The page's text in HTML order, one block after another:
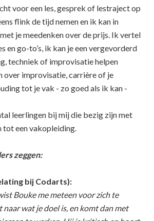
voor een les, gesprek of lestraject op
flink de tijd nemen en ik kan in
je meedenken over de prijs. Ik vertel
en go-to’s, ik kan je een vergevorderd
techniek of improvisatie helpen
over improvisatie, carrière of je
tot je vak - zo goed als ik kan -
leerlingen bij mij die bezig zijn met
tot een vakopleiding.
zeggen:
bij Codarts):
Bouke me meteen voor zich te
wat je doel is, en komt dan met